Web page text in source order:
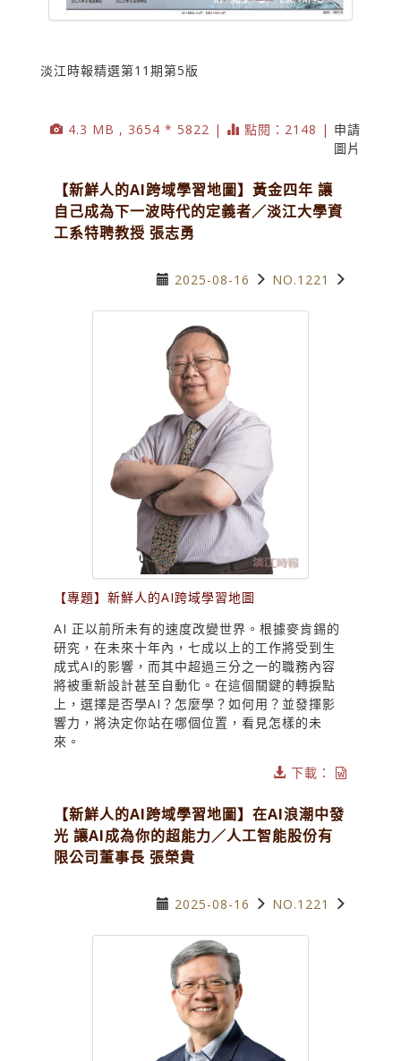
淡江時報精選第11期第5版
4.3 MB , 3654 * 5822 | 點閱：2148 | 申請
圖片
【新鮮人的AI跨域學習地圖】黃金四年 讓
自己成為下一波時代的定義者／淡江大學資
工系特聘教授 張志勇
2025-08-16 NO.1221
【專題】新鮮人的AI跨域學習地圖
AI 正以前所未有的速度改變世界。根據麥肯錫的
研究，在未來十年內，七成以上的工作將受到生
成式AI的影響，而其中超過三分之一的職務內容
將被重新設計甚至自動化。在這個關鍵的轉捩點
上，選擇是否學AI？怎麼學？如何用？並發揮影
響力，將決定你站在哪個位置，看見怎樣的未
來。
下載：
【新鮮人的AI跨域學習地圖】在AI浪潮中發
光 讓AI成為你的超能力／人工智能股份有
限公司董事長 張榮貴
2025-08-16 NO.1221